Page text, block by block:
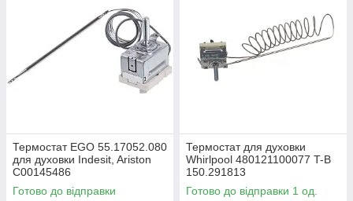
Термостат EGO 55.17052.080
для духовки Indesit, Ariston
C00145486
Готово до відправки
Термостат для духовки
Whirlpool 480121100077 T-B
150.291813
Готово до відправки 1 од.